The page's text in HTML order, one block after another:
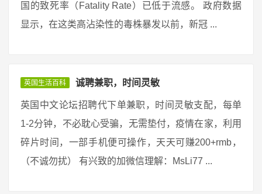
国的致死率（Fatality Rate）已低于流感。 政府数据
显示，在这类高沾染性的毒株暴发以前，新冠 ...
英国生活百科 诚聘兼职，时间灵敏
英国中文论坛招聘代下单兼职，时间灵敏支配，每单
1-2分钟，不必耽心受骗，无需垫付，疫情在家，利用
碎片时间，一部手机便可操作，天天可赚200+rmb，
（不诚勿扰） 有兴致的加微信理解：MsLi77 ...